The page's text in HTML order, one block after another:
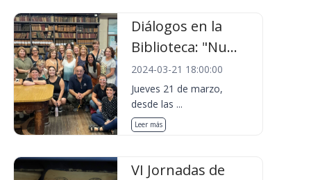
Diálogos en la
Biblioteca: "Nu...
2024-03-21 18:00:00
Jueves 21 de marzo,
desde las ...
Leer más
VI Jornadas de